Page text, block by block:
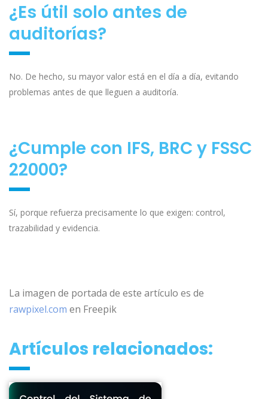
¿Es útil solo antes de
auditorías?
No. De hecho, su mayor valor está en el día a día, evitando
problemas antes de que lleguen a auditoría.
¿Cumple con IFS, BRC y FSSC
22000?
Sí, porque refuerza precisamente lo que exigen: control,
trazabilidad y evidencia.
La imagen de portada de este artículo es de
rawpixel.com en Freepik
Artículos relacionados: